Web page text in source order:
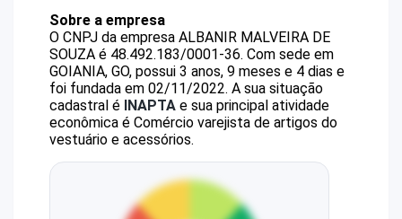
Sobre a empresa
O CNPJ da empresa ALBANIR MALVEIRA DE
SOUZA é 48.492.183/0001-36. Com sede em
GOIANIA, GO, possui 3 anos, 9 meses e 4 dias e
foi fundada em 02/11/2022. A sua situação
cadastral é INAPTA e sua principal atividade
econômica é Comércio varejista de artigos do
vestuário e acessórios.